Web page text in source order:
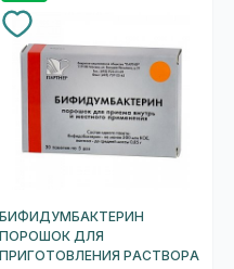
БИФИДУМБАКТЕРИН
ПОРОШОК ДЛЯ
ПРИГОТОВЛЕНИЯ РАСТВОРА